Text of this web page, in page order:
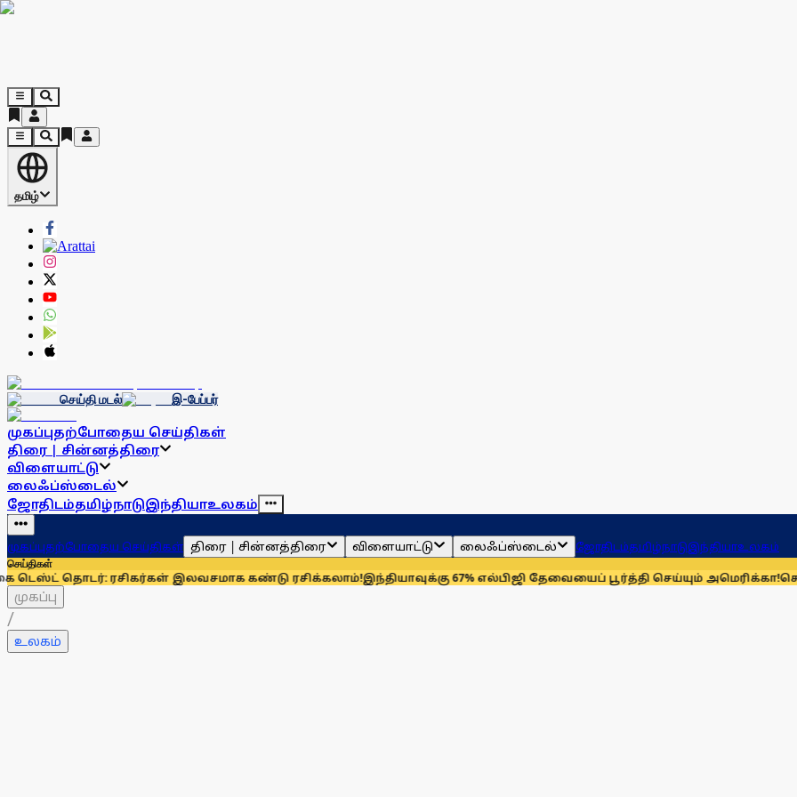
தமிழ்
செய்தி மடல் இ-பேப்பர்
முகப்புதற்போதைய செய்திகள்
திரை | சின்னத்திரை
விளையாட்டு
லைஃப்ஸ்டைல்
ஜோதிடம்தமிழ்நாடுஇந்தியாஉலகம்
முகப்புதற்போதைய செய்திகள் திரை | சின்னத்திரை விளையாட்டு லைஃப்ஸ்டைல் ஜோதிடம்தமிழ்நாடுஇந்தியாஉலகம்
செய்திகள்
ரசிகர்கள் இலவசமாக கண்டு ரசிக்கலாம்!இந்தியாவுக்கு 67% எல்பிஜி தேவையைப் பூர்த்தி செய்யும் அமெரிக்கா! செயின்ட்
முகப்பு
/
உலகம்